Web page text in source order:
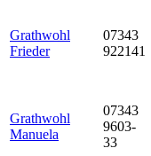
Grathwohl
Frieder
07343
922141
Grathwohl
Manuela
07343
9603-
33